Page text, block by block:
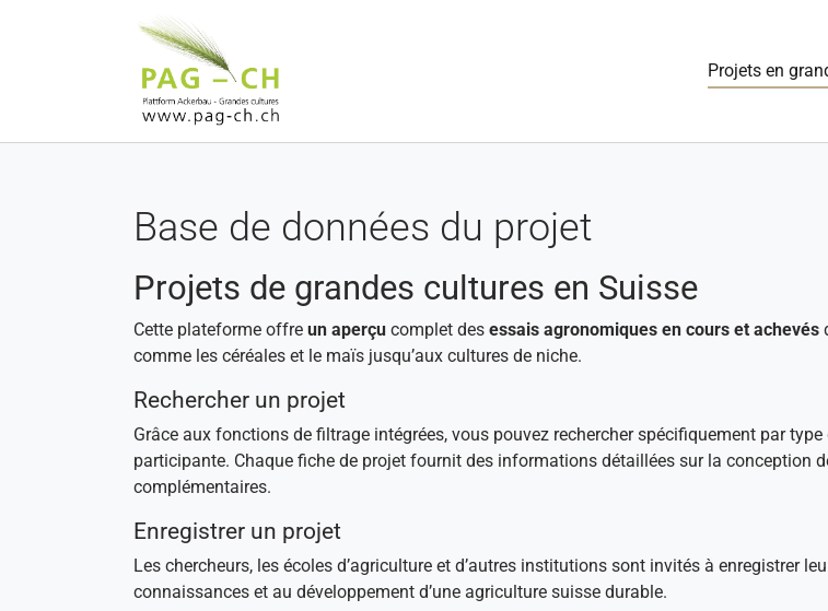
Projets en
Base de données du projet
Projets de grandes cultures en Suisse
Cette plateforme offre un aperçu complet des essais agronomiques en cours et achevés
comme les céréales et le maïs jusqu’aux cultures de niche.
Rechercher un projet
Grâce aux fonctions de filtrage intégrées, vous pouvez rechercher spécifiquement par
participante. Chaque fiche de projet fournit des informations détaillées sur la conception
complémentaires.
Enregistrer un projet
Les chercheurs, les écoles d’agriculture et d’autres institutions sont invités à enregistrer
connaissances et au développement d’une agriculture suisse durable.